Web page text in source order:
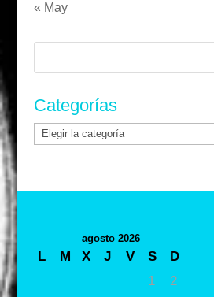
« May
Categorías
Categorías
agosto 2026
L M X J V S
D
1
2